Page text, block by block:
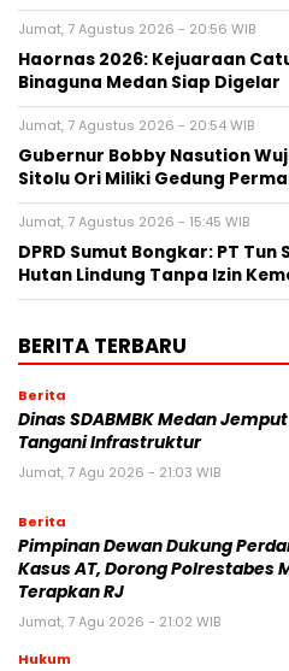
Jumat, 7 Agustus 2026 - 20:56 WIB
Haornas 2026: Kejuaraan
Binaguna Medan Siap Digelar
Jumat, 7 Agustus 2026 - 20:54 WIB
Gubernur Bobby Nasution
Sitolu Ori Miliki Gedung
Jumat, 7 Agustus 2026 - 15:45 WIB
DPRD Sumut Bongkar: PT
Hutan Lindung Tanpa Izin
BERITA TERBARU
Berita
Dinas SDABMBK Medan
Tangani Infrastruktur
Jumat, 7 Agu 2026 - 21:03 WIB
Berita
Pimpinan Dewan Dukung
Kasus AT, Dorong Polrestabes
Terapkan RJ
Jumat, 7 Agu 2026 - 21:02 WIB
Hukum